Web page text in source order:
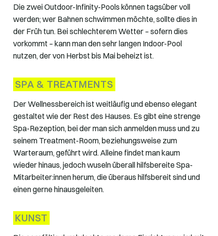
Die zwei Outdoor-Infinity-Pools können tagsüber voll
werden; wer Bahnen schwimmen möchte, sollte dies in
der Früh tun. Bei schlechterem Wetter – sofern dies
vorkommt – kann man den sehr langen Indoor-Pool
nutzen, der von Herbst bis Mai beheizt ist.
SPA & TREATMENTS
Der Wellnessbereich ist weitläufig und ebenso elegant
gestaltet wie der Rest des Hauses. Es gibt eine strenge
Spa-Rezeption, bei der man sich anmelden muss und zu
seinem Treatment-Room, beziehungsweise zum
Warteraum, geführt wird. Alleine findet man kaum
wieder hinaus, jedoch wuseln überall hilfsbereite Spa-
Mitarbeiter:innen herum, die überaus hilfsbereit sind und
einen gerne hinausgeleiten.
KUNST